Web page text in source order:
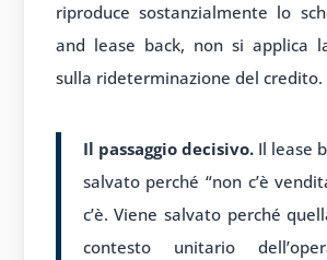
riproduce sostanzialmente lo
and lease back, non si applica
sulla rideterminazione del credito.
Il passaggio decisivo.Il lease
salvato perché “non c’è
c’è. Viene salvato perché
contesto unitario